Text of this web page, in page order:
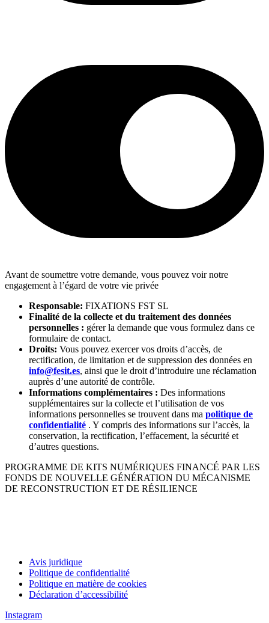
Avant de soumettre votre demande, vous pouvez voir notre
engagement à l’égard de votre vie privée
Responsable: FIXATIONS FST SL
Finalité de la collecte et du traitement des données
personnelles : gérer la demande que vous formulez dans ce
formulaire de contact.
Droits: Vous pouvez exercer vos droits d’accès, de
rectification, de limitation et de suppression des données en
info@fesit.es, ainsi que le droit d’introduire une réclamation
auprès d’une autorité de contrôle.
Informations complémentaires : Des informations
supplémentaires sur la collecte et l’utilisation de vos
informations personnelles se trouvent dans ma politique de
confidentialité . Y compris des informations sur l’accès, la
conservation, la rectification, l’effacement, la sécurité et
d’autres questions.
PROGRAMME DE KITS NUMÉRIQUES FINANCÉ PAR LES
FONDS DE NOUVELLE GÉNÉRATION DU MÉCANISME
DE RECONSTRUCTION ET DE RÉSILIENCE
Avis juridique
Politique de confidentialité
Politique en matière de cookies
Déclaration d’accessibilité
Instagram